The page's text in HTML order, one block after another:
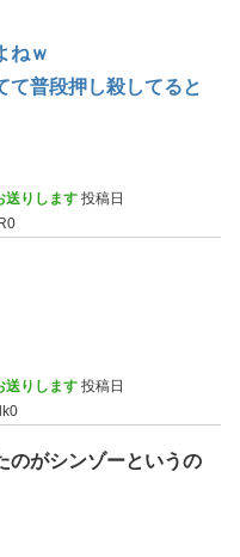
ねｗ
て普段押し殺してると
送りします 投稿日
送りします 投稿日
のがシンゾーというの